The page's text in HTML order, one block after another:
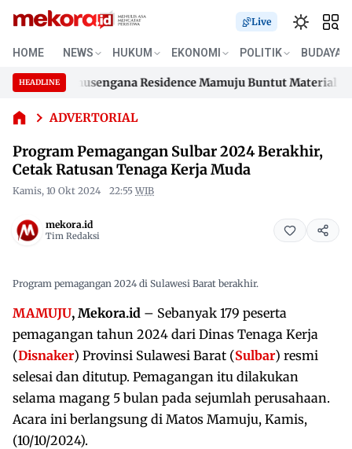
Live
HOME NEWS HUKUM EKONOMI POLITIK BUDAYA
HEADLINE
Samusengana Residence Mamuju Buntut Material 200
Samusengana Residence Mamuju Buntut Material 200
ADVERTORIAL
Program
Pemagangan
Sulbar 2024
Cetak
Tenaga
Kerja Muda
Program Pemagangan Sulbar 2024 Berakhir,
Cetak Ratusan Tenaga Kerja Muda
Kamis, 10 Okt 2024 22:55 WIB
mekora.id
Tim Redaksi
Program pemagangan 2024 di Sulawesi Barat berakhir.
MAMUJU, Mekora.id – Sebanyak 179 peserta
pemagangan tahun 2024 dari Dinas Tenaga Kerja
(Disnaker) Provinsi Sulawesi Barat (Sulbar) resmi
selesai dan ditutup. Pemagangan itu dilakukan
selama magang 5 bulan pada sejumlah perusahaan.
Acara ini berlangsung di Matos Mamuju, Kamis,
(10/10/2024).